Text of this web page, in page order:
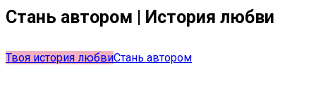
Стань автором | История любви
Твоя история любвиСтань автором